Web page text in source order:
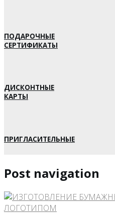
ПОДАРОЧНЫЕ
СЕРТИФИКАТЫ
ДИСКОНТНЫЕ
КАРТЫ
ПРИГЛАСИТЕЛЬНЫЕ
Post navigation